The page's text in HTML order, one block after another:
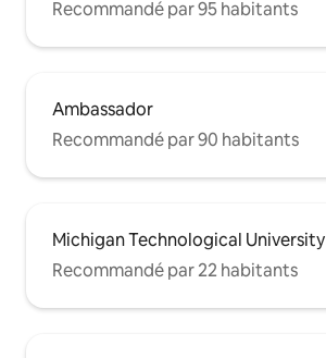
Recommandé par 95 habitants
Ambassador
Recommandé par 90 habitants
Michigan Technological University
Recommandé par 22 habitants